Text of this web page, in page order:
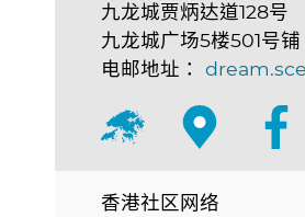
九龙城贾炳达道128号
九龙城广场5楼501号铺
电邮地址：
香港社区网络